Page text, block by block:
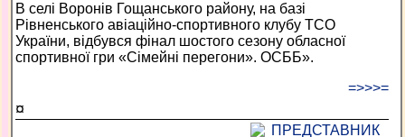
В селі Воронів Гощанського району, на базі
Рівненського авіаційно-спортивного клубу ТСО
України, відбувся фінал шостого сезону обласної
спортивної гри «Сімейні перегони». ОСББ».
=>>>=
¤